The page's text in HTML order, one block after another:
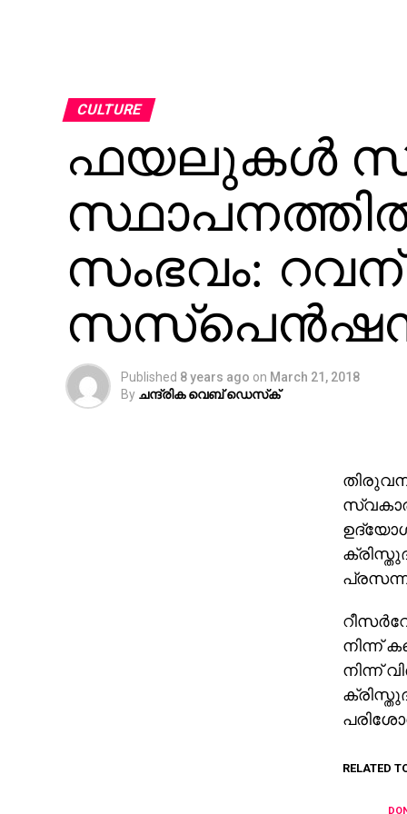
CULTURE
ഫയലുകള്‍
സംഭവം:
Published 8 years ago on March 21, 2018
By ചന്ദ്രിക വെബ് ഡെസ്‌ക്‌
നിന്ന്
നിന്ന്
RELATED